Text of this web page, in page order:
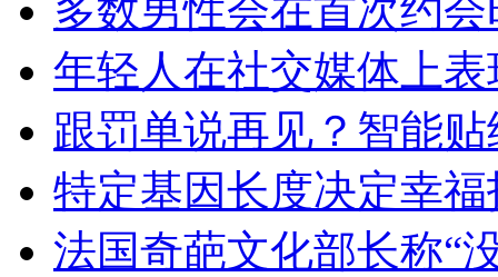
多数男性会在首次约
年轻人在社交媒体上表
跟罚单说再见？智能
特定基因长度决定幸福
法国奇葩文化部长称“